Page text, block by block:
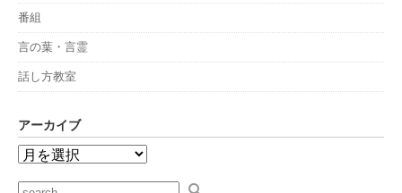
番組
言の葉・言霊
話し方教室
アーカイブ